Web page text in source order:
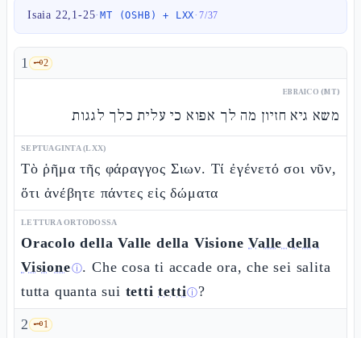
Isaia 22,1-25·MT (OSHB) + LXX·7/37
1 🗝️2
EBRAICO (MT)
משא גיא חזיון מה לך אפוא כי עלית כלך לגגות
SEPTUAGINTA (LXX)
Τὸ ῥῆμα τῆς φάραγγος Σιων. Τί ἐγένετό σοι νῦν,
ὅτι ἀνέβητε πάντες εἰς δώματα
LETTURA ORTODOSSA
Oracolo della Valle della Visione Valle della
Visioneⓘ. Che cosa ti accade ora, che sei salita
tutta quanta sui tetti tettiⓘ?
2 🗝️1